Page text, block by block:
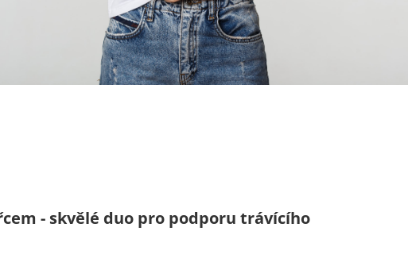
- skvělé duo pro podporu trávícího